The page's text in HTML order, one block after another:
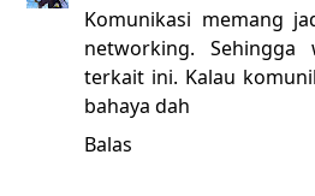
Komunikasi memang
networking.
terkait ini. Kalau
bahaya dah
Balas